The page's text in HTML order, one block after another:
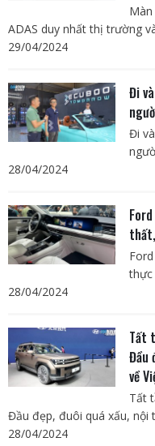
ADAS duy nhất thị trường
29/04/2024
Đi
Đi
28/04/2024
thực
28/04/2024
Tất
Đầu
về
Tất
Đầu đẹp, đuôi quá xấu, nội
28/04/2024